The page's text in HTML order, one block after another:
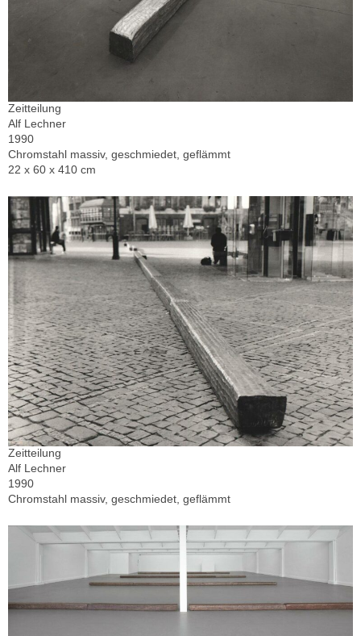
Zeitteilung
Alf Lechner
1990
Chromstahl massiv, geschmiedet, geflämmt
22 x 60 x 410 cm
Zeitteilung
Alf Lechner
1990
Chromstahl massiv, geschmiedet, geflämmt